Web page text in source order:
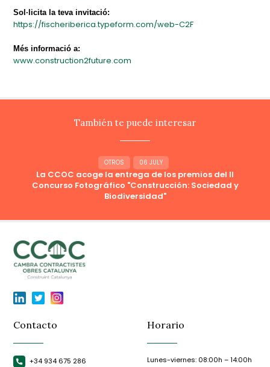
Sol·licita la teva invitació:
https://fischeriberica.typeform.com/web-C2F
Més informació a:
www.construction2future.com
También te puede interesar
OTROS 06 JULY
La CCOC acoge la entrega de los premios del II
Concurso Fotográfico "Construcción: Sociedad y
Biodiversidad"
Contacto
+34 934 675 286
Horario
Lunes-viernes: 08:00h – 14:00h